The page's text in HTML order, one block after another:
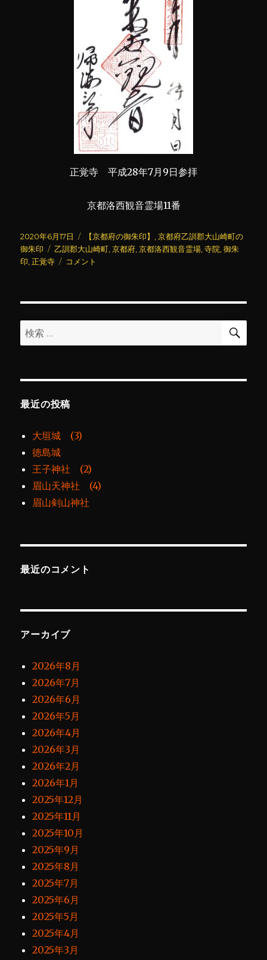
正覚寺 平成28年7月9日参拝
京都洛西観音霊場11番
投
稿
日:
2020年6月17日
カ
テ
ゴ
【京都府の御朱印】 ,京都府乙訓郡大山崎町の
御朱印
タ
グ
乙訓郡大山崎町 ,京都府 ,京都洛西観音霊場 ,寺院 ,御朱
印 ,正覚寺
正
コメント
検
索:
検
最近の投稿
大垣城 (3)
徳島城
王子神社 (2)
眉山天神社 (4)
眉山剣山神社
最近のコメント
アーカイブ
2026年8月
2026年7月
2026年6月
2026年5月
2026年4月
2026年3月
2026年2月
2026年1月
2025年12月
2025年11月
2025年10月
2025年9月
2025年8月
2025年7月
2025年6月
2025年5月
2025年4月
2025年3月